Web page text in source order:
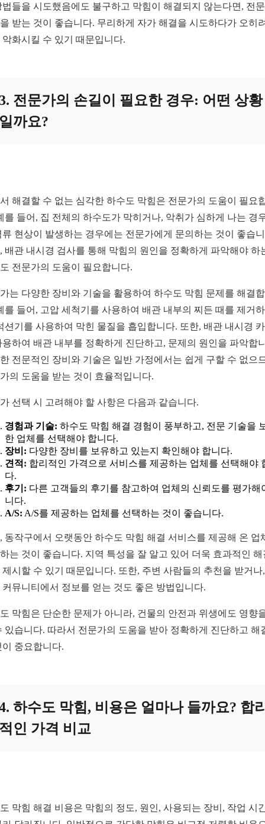
법들을 시도했음에도 불구하고 막힘이 해결되지 않는다면, 전
받는 것이 좋습니다. 무리하게 자가 해결을 시도하다가 오히
악화시킬 수 있기 때문입니다.
전문가의 손길이 필요한 경우: 어떤 상황
까요?
해결할 수 없는 심각한 하수도 막힘은 전문가의 도움이 필요
를 들어, 집 전체의 하수도가 막히거나, 악취가 심하게 나는 경
류 현상이 발생하는 경우에는 전문가에게 문의하는 것이 좋습
배관 내시경 검사를 통해 막힘의 원인을 정확하게 파악해야 하
전문가의 도움이 필요합니다.
는 다양한 장비와 기술을 활용하여 하수도 막힘 문제를 해결
를 들어, 고압 세척기를 사용하여 배관 내부의 찌든 때를 제거
션기를 사용하여 막힌 물질을 흡입합니다. 또한, 배관 내시경
용하여 배관 내부를 정확하게 진단하고, 문제의 원인을 파악합
전문적인 장비와 기술은 일반 가정에서는 쉽게 구할 수 없으
의 도움을 받는 것이 효율적입니다.
선택 시 고려해야 할 사항은 다음과 같습니다.
경험과 기술: 하수도 막힘 해결 경험이 풍부하고, 전문 기술을
한 업체를 선택해야 합니다.
장비: 다양한 장비를 보유하고 있는지 확인해야 합니다.
견적: 합리적인 가격으로 서비스를 제공하는 업체를 선택해야
다.
후기: 다른 고객들의 후기를 참고하여 업체의 신뢰도를 평가해
니다.
A/S: A/S를 제공하는 업체를 선택하는 것이 좋습니다.
동작구에서 오랫동안 하수도 막힘 해결 서비스를 제공해 온 업
는 것이 좋습니다. 지역 특성을 잘 알고 있어 더욱 효과적인 해
제시할 수 있기 때문입니다. 또한, 주변 사람들의 추천을 받거나
커뮤니티에서 정보를 얻는 것도 좋은 방법입니다.
막힘은 단순한 문제가 아니라, 건물의 안전과 위생에도 영향
있습니다. 따라서 전문가의 도움을 받아 정확하게 진단하고 해
이 중요합니다.
하수도 막힘, 비용은 얼마나 들까요? 합
인 가격 비교
막힘 해결 비용은 막힘의 정도, 원인, 사용되는 장비, 작업 시